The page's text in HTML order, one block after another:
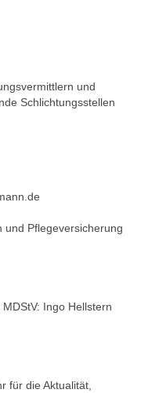
und
Schlichtungsstellen
und Pflegeversicherung
Ingo Hellstern
für die Aktualität,